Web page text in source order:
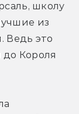
школу
из
Ведь это
Короля